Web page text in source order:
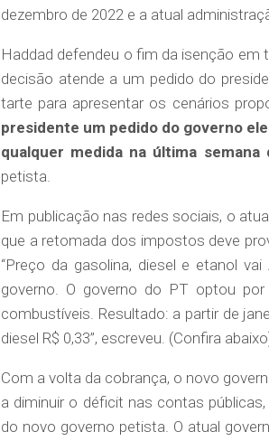
dezembro de 2022 e a atual
Haddad defendeu o fim da isenção em
decisão atende a um pedido do
tarte para apresentar os cenários
presidente um pedido do governo
qualquer medida na última
petista.
Em publicação nas redes sociais, o
que a retomada dos impostos deve
“Preço da gasolina, diesel e etanol
governo. O governo do PT optou
combustíveis. Resultado: a partir de
diesel R$ 0,33”, escreveu. (Confira
Com a volta da cobrança, o novo
a diminuir o déficit nas contas
do novo governo petista. O atual